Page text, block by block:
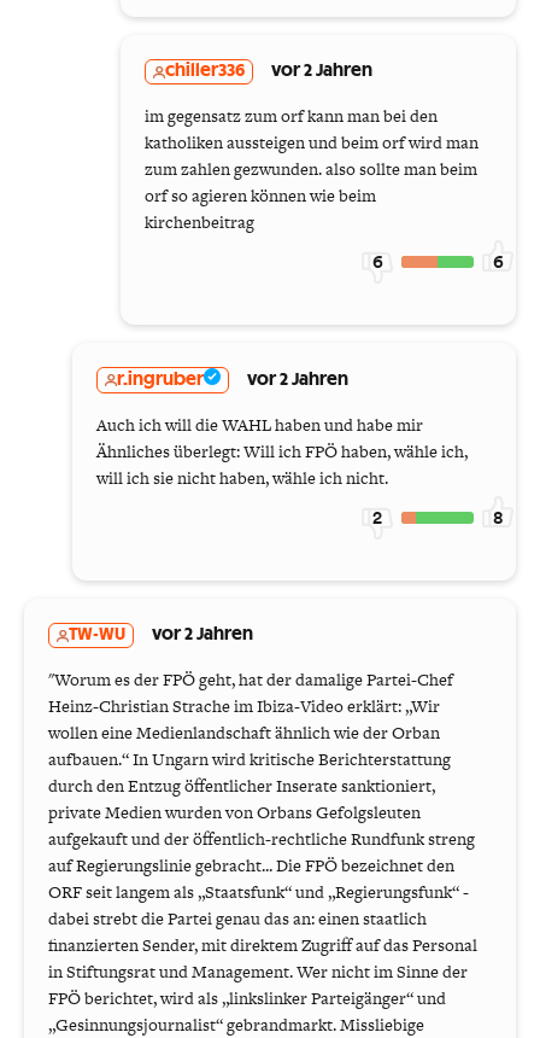
chiller336 vor 2 Jahren
im gegensatz zum orf kann man bei den
katholiken aussteigen und beim orf wird man
zum zahlen gezwunden. also sollte man beim
orf so agieren können wie beim
kirchenbeitrag
6 6
r.ingruber vor 2 Jahren
Auch ich will die WAHL haben und habe mir
Ähnliches überlegt: Will ich FPÖ haben, wähle ich,
will ich sie nicht haben, wähle ich nicht.
2 8
TW-WU vor 2 Jahren
"Worum es der FPÖ geht, hat der damalige Partei-Chef
Heinz-Christian Strache im Ibiza-Video erklärt: „Wir
wollen eine Medienlandschaft ähnlich wie der Orban
aufbauen.“ In Ungarn wird kritische Berichterstattung
durch den Entzug öffentlicher Inserate sanktioniert,
private Medien wurden von Orbans Gefolgsleuten
aufgekauft und der öffentlich-rechtliche Rundfunk streng
auf Regierungslinie gebracht... Die FPÖ bezeichnet den
ORF seit langem als „Staatsfunk“ und „Regierungsfunk“ -
dabei strebt die Partei genau das an: einen staatlich
finanzierten Sender, mit direktem Zugriff auf das Personal
in Stiftungsrat und Management. Wer nicht im Sinne der
FPÖ berichtet, wird als „linkslinker Parteigänger“ und
„Gesinnungsjournalist“ gebrandmarkt. Missliebige